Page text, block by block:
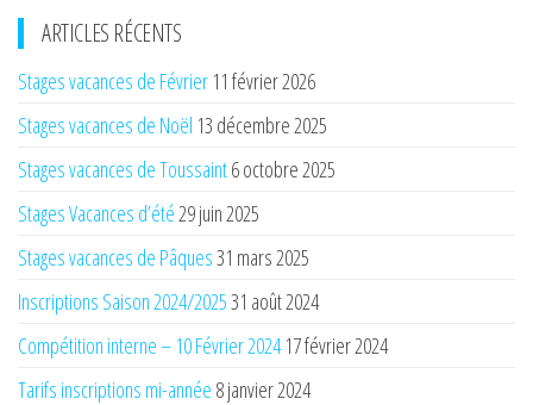
ARTICLES RÉCENTS
Stages vacances de Février 11 février 2026
Stages vacances de Noël 13 décembre 2025
Stages vacances de Toussaint6 octobre 2025
Stages Vacances d’été29 juin 2025
Stages vacances de Pâques31 mars 2025
Inscriptions Saison 2024/202531 août 2024
Compétition interne – 10 Février 2024 17 février 2024
Tarifs inscriptions mi-année 8 janvier 2024